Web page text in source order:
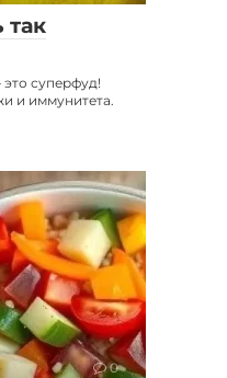
так
суперфуд!
и иммунитета.
0